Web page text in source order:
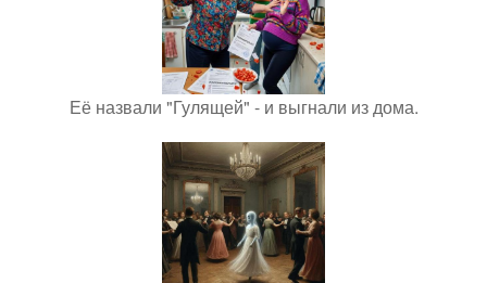
Её назвали "Гулящей" - и выгнали из дома.